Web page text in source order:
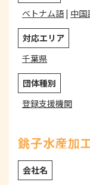
ベトナム語| 中国
対応エリア
千葉県
団体種別
登録支援機関
銚子水産加
会社名